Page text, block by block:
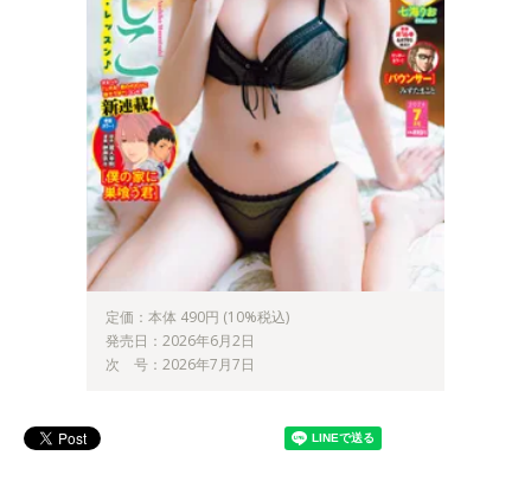
定価：本体 490円 (10%税込)
発売日：2026年6月2日
次 号：2026年7月7日